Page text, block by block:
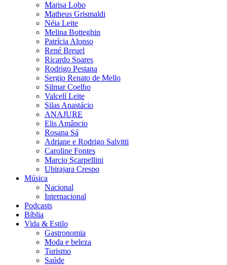
Marisa Lobo
Matheus Grismaldi
Néia Leite
Melina Botteghin
Patrícia Alonso
René Breuel
Ricardo Soares
Rodrigo Pestana
Sergio Renato de Mello
Silmar Coelho
Valcelí Leite
Silas Anastácio
ANAJURE
Elis Amâncio
Rosana Sá
Adriane e Rodrigo Salvitti
Caroline Fontes
Marcio Scarpellini
Ubirajara Crespo
Música
Nacional
Internacional
Podcasts
Bíblia
Vida & Estilo
Gastronomia
Moda e beleza
Turismo
Saúde